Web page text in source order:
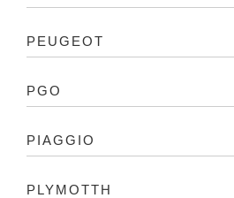
PEUGEOT
PGO
PIAGGIO
PLYMOTTH